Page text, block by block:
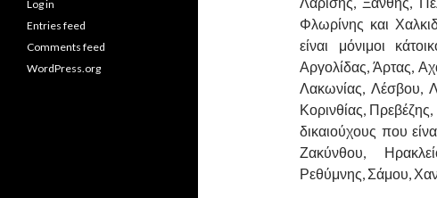
Φλωρίνης και
είναι μόνιμοι
Αργολίδας, Άρτας,
Λακωνίας, Λέσβου,
Κορινθίας,
δικαιούχους που
Ζακύνθου,
Ρεθύμνης, Σάμου,
Log in
Entries feed
Comments feed
WordPress.org